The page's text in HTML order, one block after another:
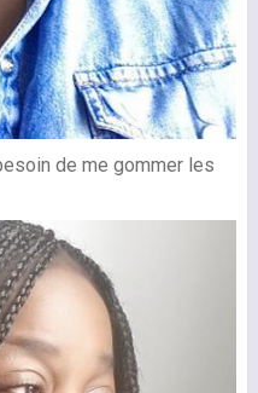
de me gommer les